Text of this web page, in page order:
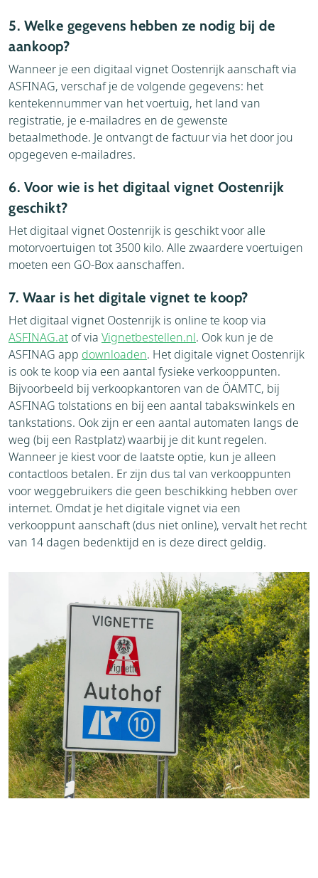
5. Welke gegevens hebben ze nodig bij de
aankoop?
Wanneer je een digitaal vignet Oostenrijk aanschaft via
ASFINAG, verschaf je de volgende gegevens: het
kentekennummer van het voertuig, het land van
registratie, je e-mailadres en de gewenste
betaalmethode. Je ontvangt de factuur via het door jou
opgegeven e-mailadres.
6. Voor wie is het digitaal vignet Oostenrijk
geschikt?
Het digitaal vignet Oostenrijk is geschikt voor alle
motorvoertuigen tot 3500 kilo. Alle zwaardere voertuigen
moeten een GO-Box aanschaffen.
7. Waar is het digitale vignet te koop?
Het digitaal vignet Oostenrijk is online te koop via
ASFINAG.at of via Vignetbestellen.nl. Ook kun je de
ASFINAG app downloaden. Het digitale vignet Oostenrijk
is ook te koop via een aantal fysieke verkooppunten.
Bijvoorbeeld bij verkoopkantoren van de ÖAMTC, bij
ASFINAG tolstations en bij een aantal tabakswinkels en
tankstations. Ook zijn er een aantal automaten langs de
weg (bij een Rastplatz) waarbij je dit kunt regelen.
Wanneer je kiest voor de laatste optie, kun je alleen
contactloos betalen. Er zijn dus tal van verkooppunten
voor weggebruikers die geen beschikking hebben over
internet. Omdat je het digitale vignet via een
verkooppunt aanschaft (dus niet online), vervalt het recht
van 14 dagen bedenktijd en is deze direct geldig.